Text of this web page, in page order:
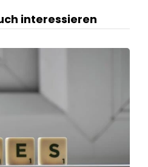
interessieren